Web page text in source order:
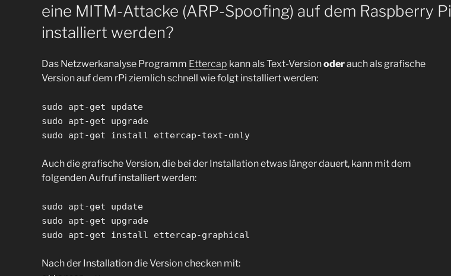
eine MITM-Attacke (ARP-Spoofing) auf dem Raspberry Pi
installiert werden?
Das Netzwerkanalyse Programm Ettercap kann als Text-Versionoderauch als grafische
Version auf dem rPi ziemlich schnell wie folgt installiert werden:
sudo apt-get update
sudo apt-get upgrade
sudo apt-get install ettercap-text-only
Auch die grafische Version, die bei der Installation etwas länger dauert, kann mit dem
folgenden Aufruf installiert werden:
sudo apt-get update
sudo apt-get upgrade
sudo apt-get install ettercap-graphical
Nach der Installation die Version checken mit: